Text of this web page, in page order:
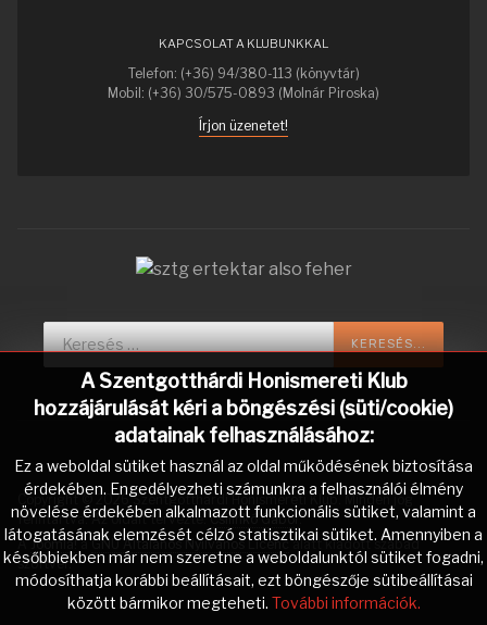
A Szentgotthárdi Honismereti Klub
hozzájárulását kéri a böngészési (süti/cookie)
adatainak felhasználásához:
Ez a weboldal sütiket használ az oldal működésének biztosítása
érdekében. Engedélyezheti számunkra a felhasználói élmény
növelése érdekében alkalmazott funkcionális sütiket, valamint a
látogatásának elemzését célzó statisztikai sütiket. Amennyiben a
későbbiekben már nem szeretne a weboldalunktól sütiket fogadni,
módosíthatja korábbi beállításait, ezt böngészője sütibeállításai
között bármikor megteheti. További információk.
KAPCSOLAT A KLUBUNKKAL
Telefon: (+36) 94/380-113 (könyvtár)
Mobil: (+36) 30/575-0893 (Molnár Piroska)
Írjon üzenetet!
Keresés...
KERESÉS...
Copyright © 2026 Szentgotthárdi Honismereti Klub. Minden jog
fenntartva. Az oldalt tervezte:Csilinkó Gábor.
AJoomla!aGNU Általános Nyilvános Licencalatt kiadott szabad
szoftver.